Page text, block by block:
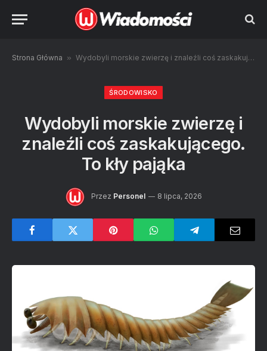
Strona Główna » Wydobyli morskie zwierzę i znaleźli coś zaskakującego. To kły pająka
ŚRODOWISKO
Wydobyli morskie zwierzę i
znaleźli coś zaskakującego.
To kły pająka
Przez Personel 8 lipca, 2026